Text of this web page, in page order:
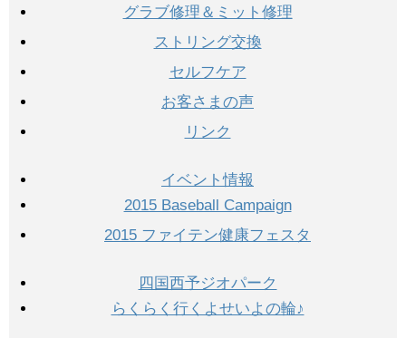
グラブ修理＆ミット修理
ストリング交換
セルフケア
お客さまの声
リンク
イベント情報
2015 Baseball Campaign
2015 ファイテン健康フェスタ
四国西予ジオパーク
らくらく行くよせいよの輪♪